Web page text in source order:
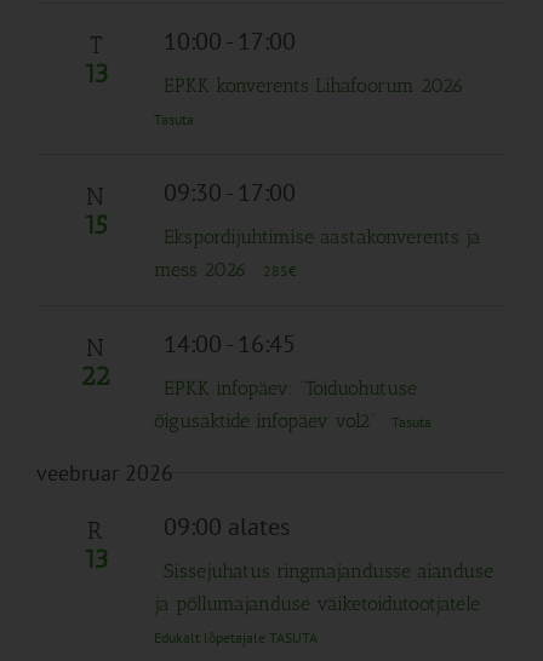
T
13
10:00- 17:00
EPKK konverents Lihafoorum 2026
Tasuta
N
15
09:30- 17:00
Ekspordijuhtimise aastakonverents ja
mess 2026
285€
N
22
14:00- 16:45
EPKK infopäev: “Toiduohutuse
õigusaktide infopäev vol2”
Tasuta
veebruar 2026
R
13
09:00 alates
Sissejuhatus ringmajandusse aianduse
ja põllumajanduse väiketoidutootjatele
Edukalt lõpetajale TASUTA